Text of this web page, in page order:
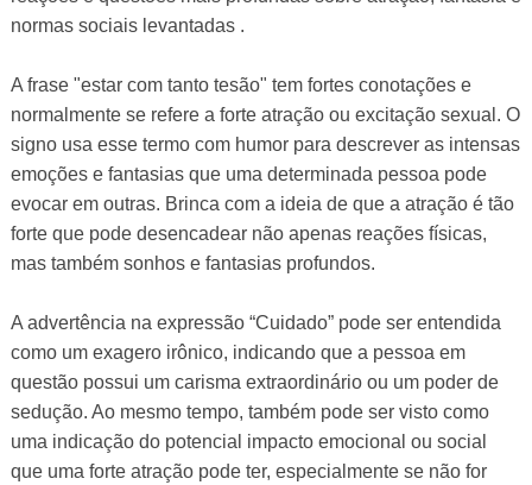
normas sociais levantadas .
A frase "estar com tanto tesão" tem fortes conotações e
normalmente se refere a forte atração ou excitação sexual. O
signo usa esse termo com humor para descrever as intensas
emoções e fantasias que uma determinada pessoa pode
evocar em outras. Brinca com a ideia de que a atração é tão
forte que pode desencadear não apenas reações físicas,
mas também sonhos e fantasias profundos.
A advertência na expressão “Cuidado” pode ser entendida
como um exagero irônico, indicando que a pessoa em
questão possui um carisma extraordinário ou um poder de
sedução. Ao mesmo tempo, também pode ser visto como
uma indicação do potencial impacto emocional ou social
que uma forte atração pode ter, especialmente se não for